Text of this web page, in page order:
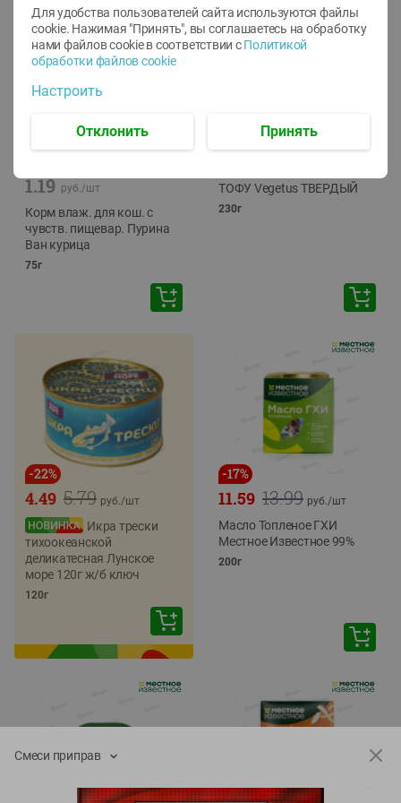
1.19 руб./шт
Корм влаж. для кош. с
чувств. пищевар. Пурина
Ван курица
75г
ТОФУ Vegetus ТВЕРДЫЙ
230г
-22%
5.79
4.49 руб./шт
Икра трески
тихоокеанской
деликатесная Лунское
море 120г ж/б ключ
120г
-17%
13.99
11.59 руб./шт
Масло Топленое ГХИ
Местное Известное 99%
200г
Смеси приправ
Для удобства пользователей сайта используются файлы
cookie. Нажимая "Принять", вы соглашаетесь на обработку
нами файлов cookie в соответствии с Политикой
обработки файлов cookie
Настроить
Отклонить Принять